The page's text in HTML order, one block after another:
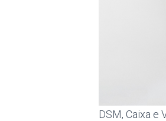
DSM, Caixa e